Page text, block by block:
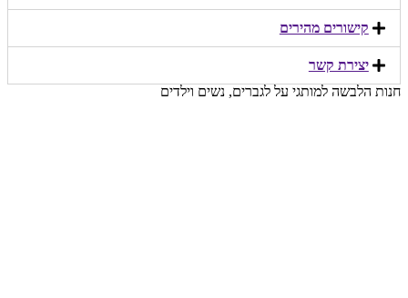
קישורים מהירים​
יצירת קשר​
חנות הלבשה למותגי על לגברים, נשים וילדים